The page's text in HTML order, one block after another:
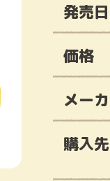
発売日
価格
メー
購入先